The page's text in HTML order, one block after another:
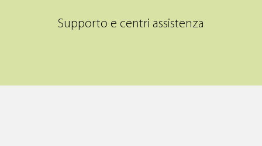
Supporto e centri assistenza